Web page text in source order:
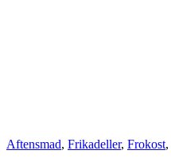
Aftensmad, Frikadeller, Frokost,